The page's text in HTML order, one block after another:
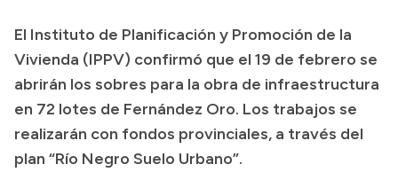
El Instituto de Planificación y Promoción de la
Vivienda (IPPV) confirmó que el 19 de febrero se
abrirán los sobres para la obra de infraestructura
en 72 lotes de Fernández Oro. Los trabajos se
realizarán con fondos provinciales, a través del
plan “Río Negro Suelo Urbano”.